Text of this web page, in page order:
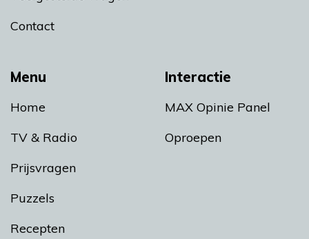
Menu
Home
TV & Radio
Prijsvragen
Puzzels
Recepten
Interactie
MAX Opinie Panel
Oproepen
Contact